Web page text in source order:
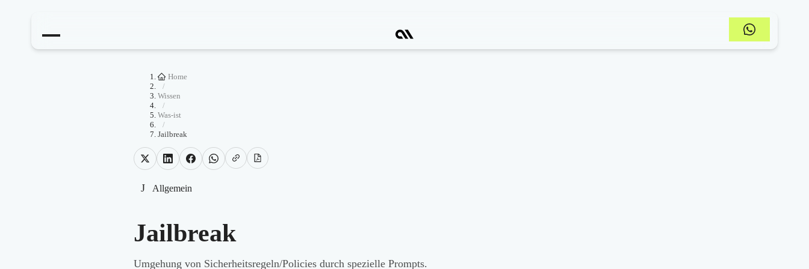
Home
/
Wissen
/
Was-ist
/
Jailbreak
J Allgemein
Jailbreak
Umgehung von Sicherheitsregeln/Policies durch spezielle Prompts.